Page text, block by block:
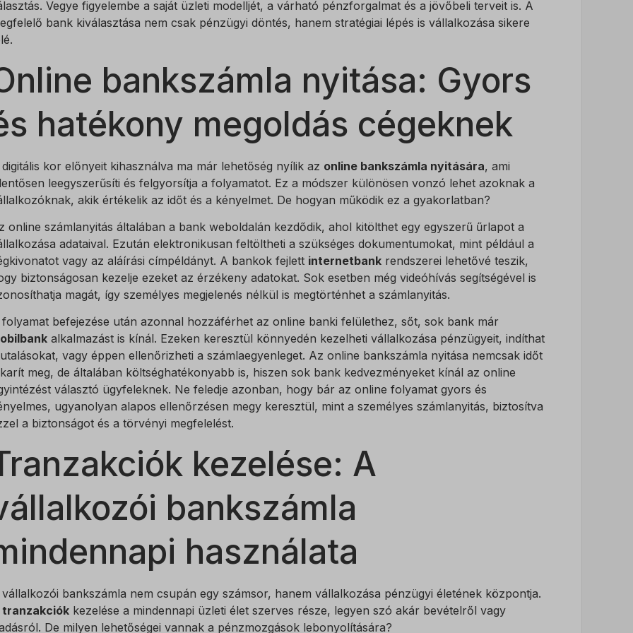
Vegye figyelembe a saját üzleti modelljét, a várható pénzforgalmat és a jövőbeli terveit is. A
bank kiválasztása nem csak pénzügyi döntés, hanem stratégiai lépés is vállalkozása sikere
bankszámla nyitása: Gyors
hatékony megoldás cégeknek
kor előnyeit kihasználva ma már lehetőség nyílik az online bankszámla nyitására, ami
leegyszerűsíti és felgyorsítja a folyamatot. Ez a módszer különösen vonzó lehet azoknak a
akik értékelik az időt és a kényelmet. De hogyan működik ez a gyakorlatban?
online számlanyitás általában a bank weboldalán kezdődik, ahol kitölthet egy egyszerű űrlapot a
adataival. Ezután elektronikusan feltöltheti a szükséges dokumentumokat, mint például a
vagy az aláírási címpéldányt. A bankok fejlett internetbank rendszerei lehetővé teszik,
biztonságosan kezelje ezeket az érzékeny adatokat. Sok esetben még videóhívás segítségével is
magát, így személyes megjelenés nélkül is megtörténhet a számlanyitás.
folyamat befejezése után azonnal hozzáférhet az online banki felülethez, sőt, sok bank már
alkalmazást is kínál. Ezeken keresztül könnyedén kezelheti vállalkozása pénzügyeit, indíthat
vagy éppen ellenőrizheti a számlaegyenleget. Az online bankszámla nyitása nemcsak időt
meg, de általában költséghatékonyabb is, hiszen sok bank kedvezményeket kínál az online
választó ügyfeleknek. Ne feledje azonban, hogy bár az online folyamat gyors és
ugyanolyan alapos ellenőrzésen megy keresztül, mint a személyes számlanyitás, biztosítva
a biztonságot és a törvényi megfelelést.
kezelése: A
bankszámla
használata
bankszámla nem csupán egy számsor, hanem vállalkozása pénzügyi életének központja.
tranzakciók kezelése a mindennapi üzleti élet szerves része, legyen szó akár bevételről vagy
De milyen lehetőségei vannak a pénzmozgások lebonyolítására?
time-*
minden olyan sütit, domaint és szolgáltatást magában foglal, amelyek nem
a megadott kategóriákba, vagy amelyeket nem kategorizáltak.